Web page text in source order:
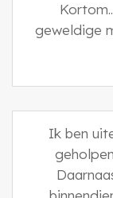
geweldige
Ik ben